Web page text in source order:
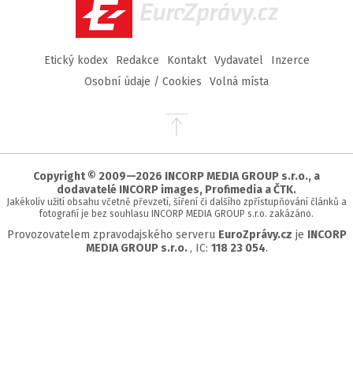
EuroZprávy.cz
Etický kodex Redakce Kontakt Vydavatel
Inzerce
Osobní údaje / Cookies
Volná místa
Přejít
stránky
Copyright © 2009—2026 INCORP MEDIA GROUP s.r.o., a
dodavatelé INCORP images, Profimedia a ČTK.
Jakékoliv užití obsahu včetně převzetí, šíření či dalšího zpřístupňování článků a
fotografií je bez souhlasu INCORP MEDIA GROUP s.r.o. zakázáno.
Provozovatelem zpravodajského serveru EuroZprávy.cz je INCORP
MEDIA GROUP s.r.o. , IC: 118 23 054.